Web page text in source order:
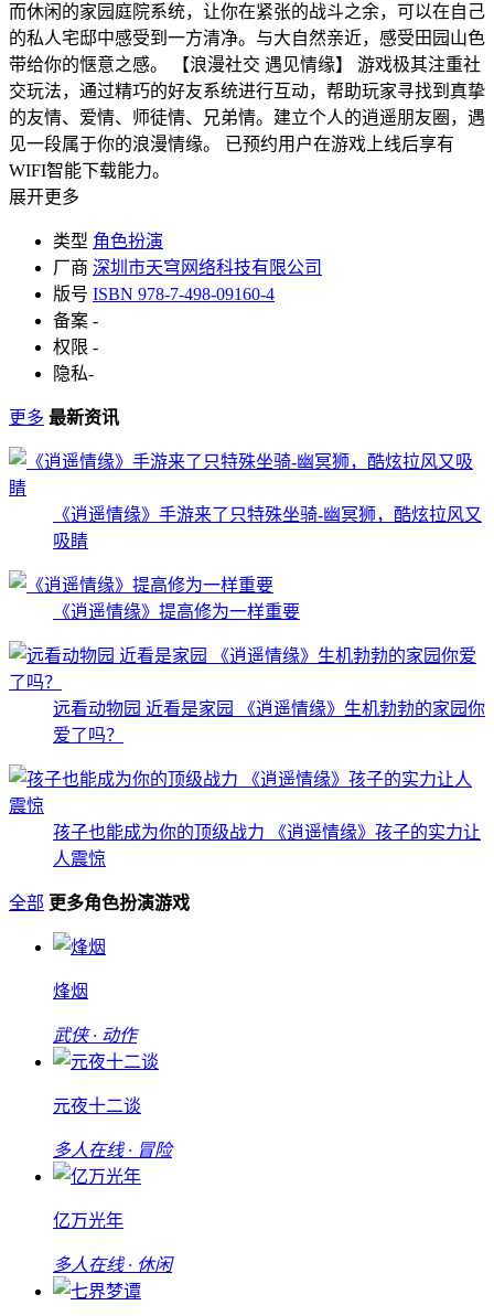
而休闲的家园庭院系统，让你在紧张的战斗之余，可以在自己
的私人宅邸中感受到一方清净。与大自然亲近，感受田园山色
带给你的惬意之感。 【浪漫社交 遇见情缘】 游戏极其注重社
交玩法，通过精巧的好友系统进行互动，帮助玩家寻找到真挚
的友情、爱情、师徒情、兄弟情。建立个人的逍遥朋友圈，遇
见一段属于你的浪漫情缘。 已预约用户在游戏上线后享有
WIFI智能下载能力。
展开更多
类型 角色扮演
厂商 深圳市天穹网络科技有限公司
版号 ISBN 978-7-498-09160-4
备案 -
权限 -
隐私-
更多 最新资讯
《逍遥情缘》手游来了只特殊坐骑-幽冥狮，酷炫拉风又
吸睛
《逍遥情缘》提高修为一样重要
远看动物园 近看是家园 《逍遥情缘》生机勃勃的家园你
爱了吗？
孩子也能成为你的顶级战力 《逍遥情缘》孩子的实力让
人震惊
全部 更多角色扮演游戏
烽烟
武侠 · 动作
元夜十二谈
多人在线 · 冒险
亿万光年
多人在线 · 休闲